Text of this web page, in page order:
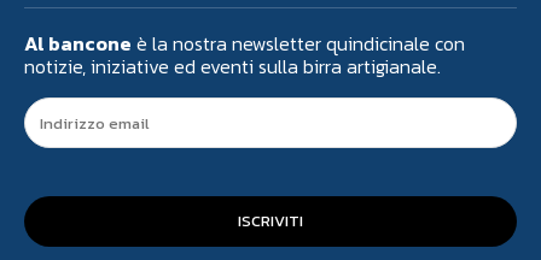
Al bancone è la nostra newsletter quindicinale con
notizie, iniziative ed eventi sulla birra artigianale.
ISCRIVITI